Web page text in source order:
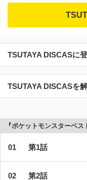
TSUTAYA DISCASに
TSUTAYA DISCASを
『ポケットモンスターベ
第1話
第2話